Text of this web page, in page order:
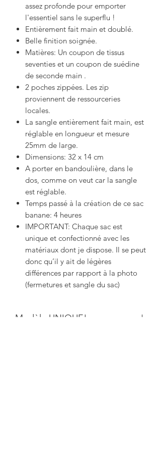
assez profonde pour emporter
l'essentiel sans le superflu !
Entièrement fait main et doublé.
Belle finition soignée.
Matières: Un coupon de tissus
seventies et un coupon de suédine
de seconde main .
2 poches zippées. Les zip
proviennent de ressourceries
locales.
La sangle entièrement fait main, est
réglable en longueur et mesure
25mm de large.
Dimensions: 32 x 14 cm
A porter en bandoulière, dans le
dos, comme on veut car la sangle
est réglable.
Temps passé à la création de ce sac
banane: 4 heures
IMPORTANT: Chaque sac est
unique et confectionné avec les
matériaux dont je dispose. Il se peut
donc qu’il y ait de légères
différences par rapport à la photo
(fermetures et sangle du sac)
Modèle UNIQUE!